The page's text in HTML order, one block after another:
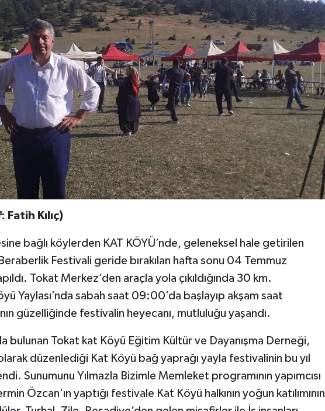
Kılıç)
bağlı köylerden KAT KÖYÜ’nde, geleneksel hale getirilen
Festivali geride bırakılan hafta sonu 04 Temmuz
Tokat Merkez’den araçla yola çıkıldığında 30 km.
Yaylası’nda sabah saat 09:00’da başlayıp akşam saat
güzelliğinde festivalin heyecanı, mutluluğu yaşandı.
bulunan Tokat kat Köyü Eğitim Kültür ve Dayanışma Derneği,
düzenlediği Kat Köyü bağ yaprağı yayla festivalinin bu yıl
Sunumunu Yılmazla Bizimle Memleket programının yapımcısı
Özcan’ın yaptığı festivale Kat Köyü halkının yoğun katılımının